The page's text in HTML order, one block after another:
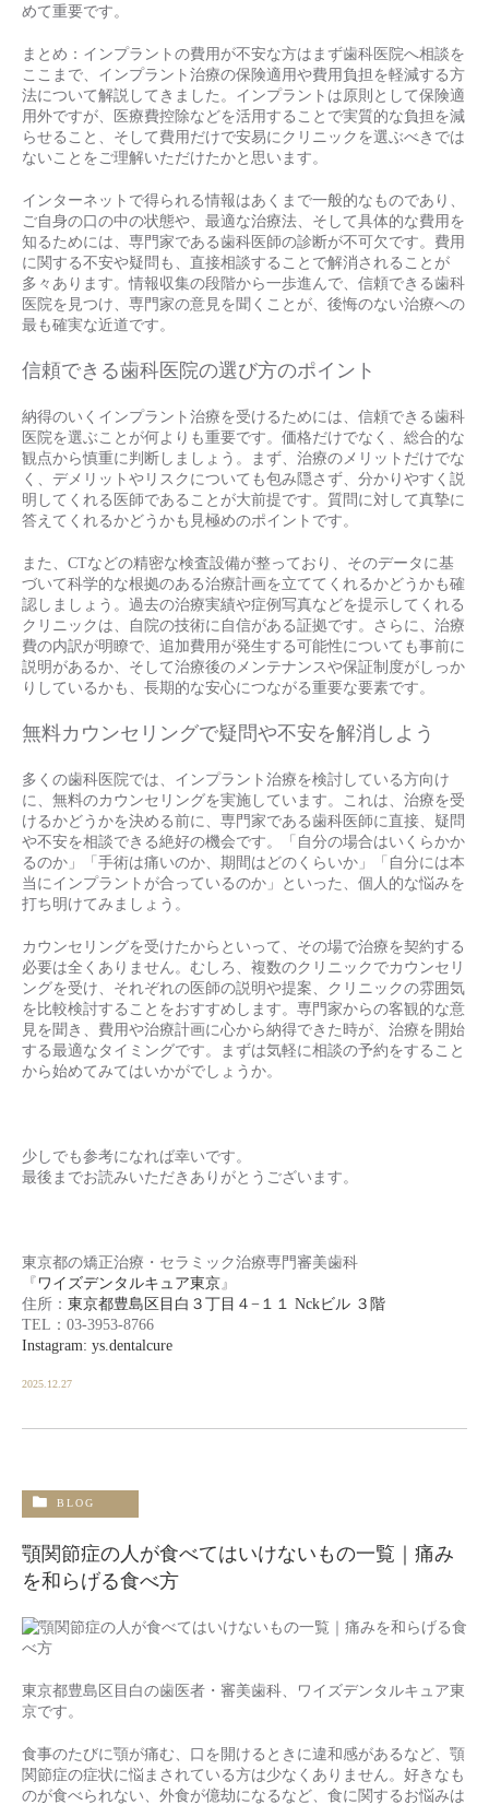
めて重要です。
まとめ：インプラントの費用が不安な方はまず歯科医院へ相談を
ここまで、インプラント治療の保険適用や費用負担を軽減する方
法について解説してきました。インプラントは原則として保険適
用外ですが、医療費控除などを活用することで実質的な負担を減
らせること、そして費用だけで安易にクリニックを選ぶべきでは
ないことをご理解いただけたかと思います。
インターネットで得られる情報はあくまで一般的なものであり、
ご自身の口の中の状態や、最適な治療法、そして具体的な費用を
知るためには、専門家である歯科医師の診断が不可欠です。費用
に関する不安や疑問も、直接相談することで解消されることが
多々あります。情報収集の段階から一歩進んで、信頼できる歯科
医院を見つけ、専門家の意見を聞くことが、後悔のない治療への
最も確実な近道です。
信頼できる歯科医院の選び方のポイント
納得のいくインプラント治療を受けるためには、信頼できる歯科
医院を選ぶことが何よりも重要です。価格だけでなく、総合的な
観点から慎重に判断しましょう。まず、治療のメリットだけでな
く、デメリットやリスクについても包み隠さず、分かりやすく説
明してくれる医師であることが大前提です。質問に対して真摯に
答えてくれるかどうかも見極めのポイントです。
また、CTなどの精密な検査設備が整っており、そのデータに基
づいて科学的な根拠のある治療計画を立ててくれるかどうかも確
認しましょう。過去の治療実績や症例写真などを提示してくれる
クリニックは、自院の技術に自信がある証拠です。さらに、治療
費の内訳が明瞭で、追加費用が発生する可能性についても事前に
説明があるか、そして治療後のメンテナンスや保証制度がしっか
りしているかも、長期的な安心につながる重要な要素です。
無料カウンセリングで疑問や不安を解消しよう
多くの歯科医院では、インプラント治療を検討している方向け
に、無料のカウンセリングを実施しています。これは、治療を受
けるかどうかを決める前に、専門家である歯科医師に直接、疑問
や不安を相談できる絶好の機会です。「自分の場合はいくらかか
るのか」「手術は痛いのか、期間はどのくらいか」「自分には本
当にインプラントが合っているのか」といった、個人的な悩みを
打ち明けてみましょう。
カウンセリングを受けたからといって、その場で治療を契約する
必要は全くありません。むしろ、複数のクリニックでカウンセリ
ングを受け、それぞれの医師の説明や提案、クリニックの雰囲気
を比較検討することをおすすめします。専門家からの客観的な意
見を聞き、費用や治療計画に心から納得できた時が、治療を開始
する最適なタイミングです。まずは気軽に相談の予約をすること
から始めてみてはいかがでしょうか。
少しでも参考になれば幸いです。
最後までお読みいただきありがとうございます。
東京都の矯正治療・セラミック治療専門審美歯科
『 ワイズデンタルキュア東京』
住所： 東京都豊島区目白３丁目４−１１ Nckビル ３階
TEL：03-3953-8766
Instagram: ys.dentalcure
2025.12.27
BLOG
顎関節症の人が食べてはいけないもの一覧｜痛み
を和らげる食べ方
東京都豊島区目白の歯医者・審美歯科、ワイズデンタルキュア東
京です。
食事のたびに顎が痛む、口を開けるときに違和感があるなど、顎
関節症の症状に悩まされている方は少なくありません。好きなも
のが食べられない、外食が億劫になるなど、食に関するお悩みは